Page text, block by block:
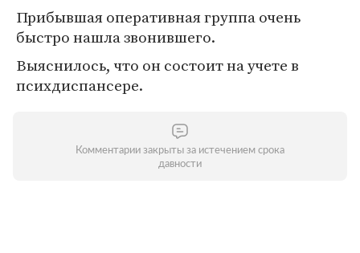
Прибывшая оперативная группа очень
быстро нашла звонившего.
Выяснилось, что он состоит на учете в
психдиспансере.
Комментарии закрыты за истечением срока
давности